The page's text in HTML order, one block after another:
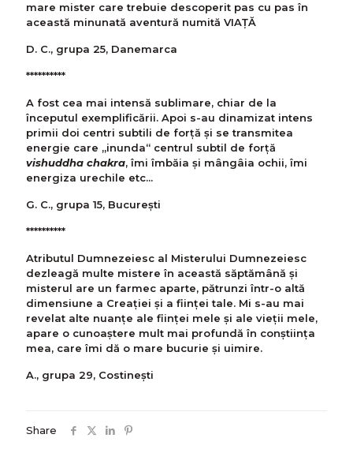
mare mister care trebuie descoperit pas cu pas în
această minunată aventură numită VIAȚĂ
D. C., grupa 25, Danemarca
**********
A fost cea mai intensă sublimare, chiar de la
începutul exemplificării. Apoi s-au dinamizat intens
primii doi centri subtili de forță și se transmitea
energie care „inunda“ centrul subtil de forță
vishuddha chakra, îmi îmbăia și mângâia ochii, îmi
energiza urechile etc...
G. C., grupa 15, București
**********
Atributul Dumnezeiesc al Misterului Dumnezeiesc
dezleagă multe mistere în această săptămână și
misterul are un farmec aparte, pătrunzi într-o altă
dimensiune a Creației și a ființei tale. Mi s-au mai
revelat alte nuanțe ale ființei mele și ale vieții mele,
apare o cunoaștere mult mai profundă în conștiința
mea, care îmi dă o mare bucurie și uimire.
A., grupa 29, Costinești
Share